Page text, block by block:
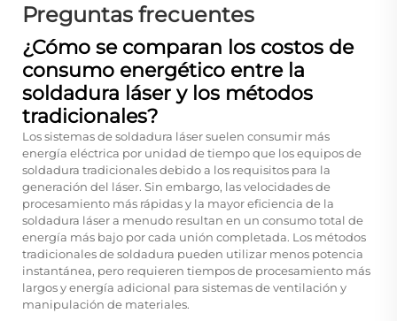
Preguntas frecuentes
¿Cómo se comparan los costos de
consumo energético entre la
soldadura láser y los métodos
tradicionales?
Los sistemas de soldadura láser suelen consumir más
energía eléctrica por unidad de tiempo que los equipos de
soldadura tradicionales debido a los requisitos para la
generación del láser. Sin embargo, las velocidades de
procesamiento más rápidas y la mayor eficiencia de la
soldadura láser a menudo resultan en un consumo total de
energía más bajo por cada unión completada. Los métodos
tradicionales de soldadura pueden utilizar menos potencia
instantánea, pero requieren tiempos de procesamiento más
largos y energía adicional para sistemas de ventilación y
manipulación de materiales.